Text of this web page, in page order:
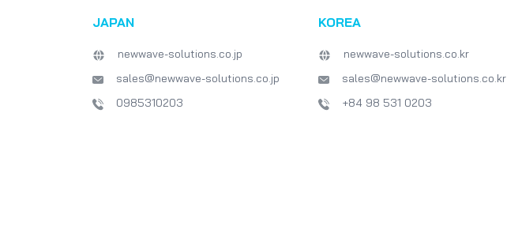
JAPAN
newwave-solutions.co.jp
sales@newwave-solutions.co.jp
0985310203
KOREA
newwave-solutions.co.kr
sales@newwave-solutions.co.kr
+84 98 531 0203